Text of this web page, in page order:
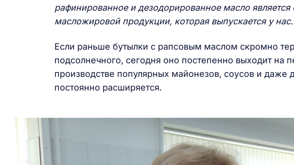
рафинированное и дезодорированное масло является
масложировой продукции, которая выпускается у нас.
Если раньше бутылки с рапсовым маслом скромно
подсолнечного, сегодня оно постепенно выходит на
производстве популярных майонезов, соусов и даже
постоянно расширяется.